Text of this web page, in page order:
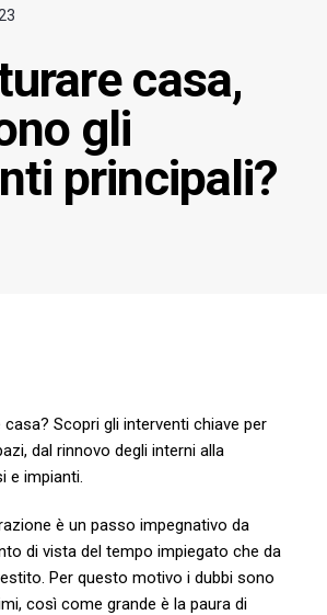
casa,
gli
principali?
Scopri gli interventi chiave per
dal rinnovo degli interni alla
e impianti.
è un passo impegnativo da
di vista del tempo impiegato che da
Per questo motivo i dubbi sono
così come grande è la paura di